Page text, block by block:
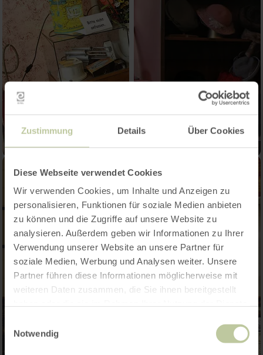
Zustimmung Details Über Cookies
Diese Webseite verwendet Cookies
Wir verwenden Cookies, um Inhalte und Anzeigen zu
personalisieren, Funktionen für soziale Medien anbieten
zu können und die Zugriffe auf unsere Website zu
analysieren. Außerdem geben wir Informationen zu Ihrer
Verwendung unserer Website an unsere Partner für
soziale Medien, Werbung und Analysen weiter. Unsere
Partner führen diese Informationen möglicherweise mit
weiteren Daten zusammen, die Sie ihnen bereitgestellt
Notwendig